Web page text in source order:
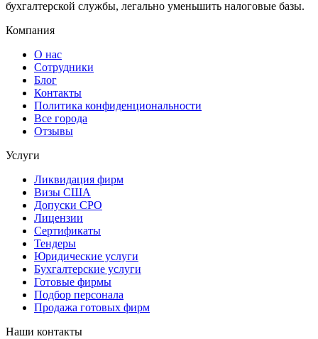
бухгалтерской службы, легально уменьшить налоговые базы.
Компания
О нас
Сотрудники
Блог
Контакты
Политика конфиденциональности
Все города
Отзывы
Услуги
Ликвидация фирм
Визы США
Допуски СРО
Лицензии
Сертификаты
Тендеры
Юридические услуги
Бухгалтерские услуги
Готовые фирмы
Подбор персонала
Продажа готовых фирм
Наши контакты